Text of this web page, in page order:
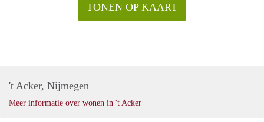
TONEN OP KAART
't Acker, Nijmegen
Meer informatie over wonen in 't Acker